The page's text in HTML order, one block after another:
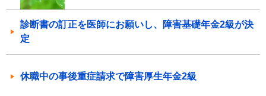
診断書の訂正を医師にお願いし、障害基礎年金2級が決
定
休職中の事後重症請求で障害厚生年金2級